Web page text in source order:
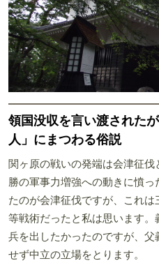
領国没収を言い渡された
人」にまつわる俗説
関ヶ原の戦いの発端は会津征
勝の軍事力増強への動きに憤
たのが会津征伐ですが、これ
等戦術だったと私は思います。
兵を出したかったのですが、父
せず中立の立場をとります。